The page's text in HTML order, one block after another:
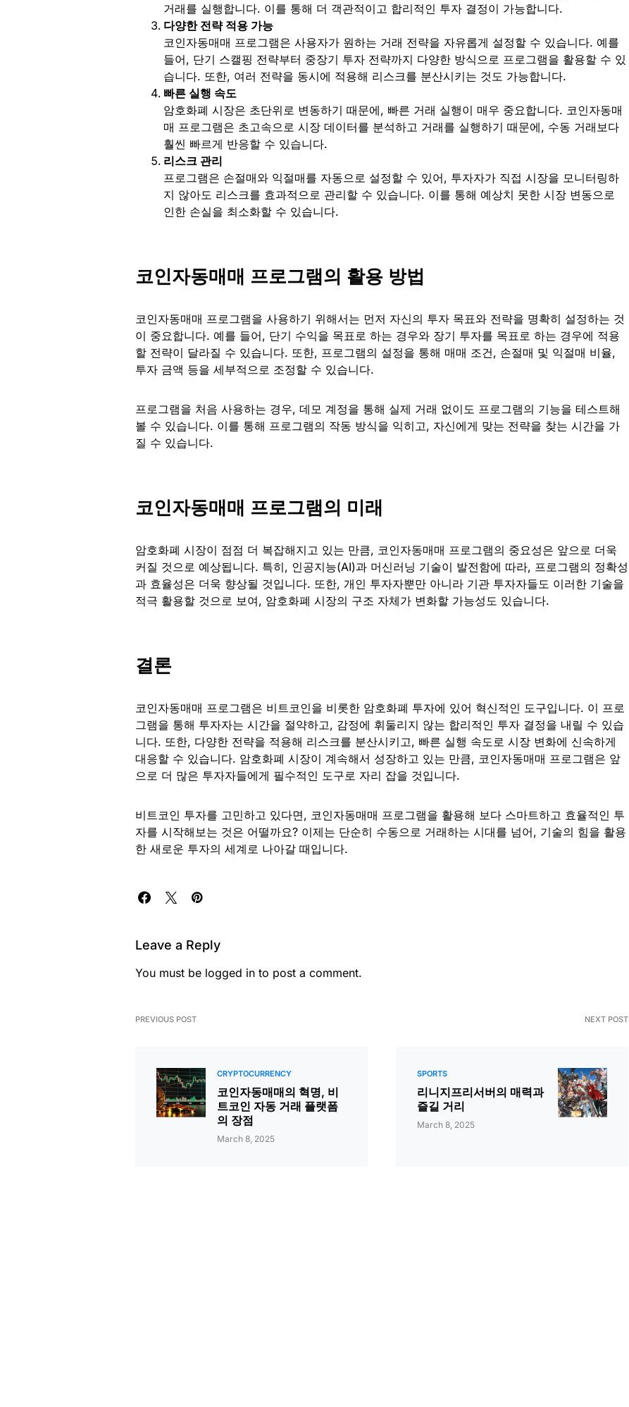
거래를 실행합니다. 이를 통해 더 객관적이고 합리적인 투자 결정이 가능합니다.
다양한 전략 적용 가능
코인자동매매 프로그램은 사용자가 원하는 거래 전략을 자유롭게 설정할 수 있습니다. 예를
들어, 단기 스캘핑 전략부터 중장기 투자 전략까지 다양한 방식으로 프로그램을 활용할 수 있
습니다. 또한, 여러 전략을 동시에 적용해 리스크를 분산시키는 것도 가능합니다.
빠른 실행 속도
암호화폐 시장은 초단위로 변동하기 때문에, 빠른 거래 실행이 매우 중요합니다. 코인자동매
매 프로그램은 초고속으로 시장 데이터를 분석하고 거래를 실행하기 때문에, 수동 거래보다
훨씬 빠르게 반응할 수 있습니다.
리스크 관리
프로그램은 손절매와 익절매를 자동으로 설정할 수 있어, 투자자가 직접 시장을 모니터링하
지 않아도 리스크를 효과적으로 관리할 수 있습니다. 이를 통해 예상치 못한 시장 변동으로
인한 손실을 최소화할 수 있습니다.
코인자동매매 프로그램의 활용 방법
코인자동매매 프로그램을 사용하기 위해서는 먼저 자신의 투자 목표와 전략을 명확히 설정하는 것
이 중요합니다. 예를 들어, 단기 수익을 목표로 하는 경우와 장기 투자를 목표로 하는 경우에 적용
할 전략이 달라질 수 있습니다. 또한, 프로그램의 설정을 통해 매매 조건, 손절매 및 익절매 비율,
투자 금액 등을 세부적으로 조정할 수 있습니다.
프로그램을 처음 사용하는 경우, 데모 계정을 통해 실제 거래 없이도 프로그램의 기능을 테스트해
볼 수 있습니다. 이를 통해 프로그램의 작동 방식을 익히고, 자신에게 맞는 전략을 찾는 시간을 가
질 수 있습니다.
코인자동매매 프로그램의 미래
암호화폐 시장이 점점 더 복잡해지고 있는 만큼, 코인자동매매 프로그램의 중요성은 앞으로 더욱
커질 것으로 예상됩니다. 특히, 인공지능(AI)과 머신러닝 기술이 발전함에 따라, 프로그램의 정확성
과 효율성은 더욱 향상될 것입니다. 또한, 개인 투자자뿐만 아니라 기관 투자자들도 이러한 기술을
적극 활용할 것으로 보여, 암호화폐 시장의 구조 자체가 변화할 가능성도 있습니다.
결론
코인자동매매 프로그램은 비트코인을 비롯한 암호화폐 투자에 있어 혁신적인 도구입니다. 이 프로
그램을 통해 투자자는 시간을 절약하고, 감정에 휘둘리지 않는 합리적인 투자 결정을 내릴 수 있습
니다. 또한, 다양한 전략을 적용해 리스크를 분산시키고, 빠른 실행 속도로 시장 변화에 신속하게
대응할 수 있습니다. 암호화폐 시장이 계속해서 성장하고 있는 만큼, 코인자동매매 프로그램은 앞
으로 더 많은 투자자들에게 필수적인 도구로 자리 잡을 것입니다.
비트코인 투자를 고민하고 있다면, 코인자동매매 프로그램을 활용해 보다 스마트하고 효율적인 투
자를 시작해보는 것은 어떨까요? 이제는 단순히 수동으로 거래하는 시대를 넘어, 기술의 힘을 활용
한 새로운 투자의 세계로 나아갈 때입니다.
Leave a Reply
You must be logged in to post a comment.
PREVIOUS POST
CRYPTOCURRENCY
코인자동매매의 혁명, 비
트코인 자동 거래 플랫폼
의 장점
March 8, 2025
NEXT POST
SPORTS
리니지프리서버의 매력과
즐길 거리
March 8, 2025